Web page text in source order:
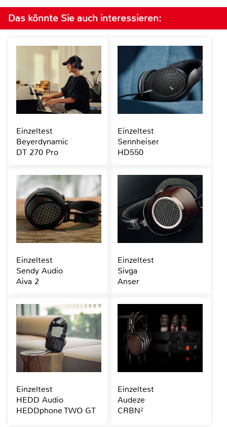
Das könnte Sie auch interessieren:
Einzeltest
Beyerdynamic
DT 270 Pro
Einzeltest
Sennheiser
HD550
Einzeltest
Sendy Audio
Aiva 2
Einzeltest
Sivga
Anser
Einzeltest
HEDD Audio
HEDDphone TWO GT
Einzeltest
Audeze
CRBN²